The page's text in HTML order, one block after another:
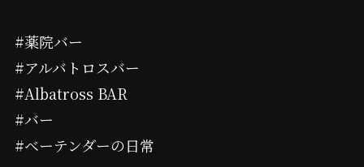
#薬院バー
#アルバトロスバー
#Albatross BAR
#バー
#ベーテンダーの日常